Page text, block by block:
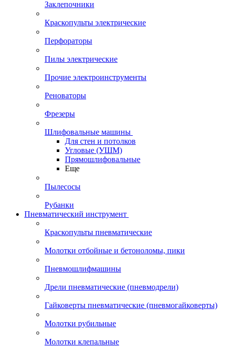
Заклепочники
Краскопульты электрические
Перфораторы
Пилы электрические
Прочие электроинструменты
Реноваторы
Фрезеры
Шлифовальные машины
Для стен и потолков
Угловые (УШМ)
Прямошлифовальные
Еще
Пылесосы
Рубанки
Пневматический инструмент
Краскопульты пневматические
Молотки отбойные и бетоноломы, пики
Пневмошлифмашины
Дрели пневматические (пневмодрели)
Гайковерты пневматические (пневмогайковерты)
Молотки рубильные
Молотки клепальные